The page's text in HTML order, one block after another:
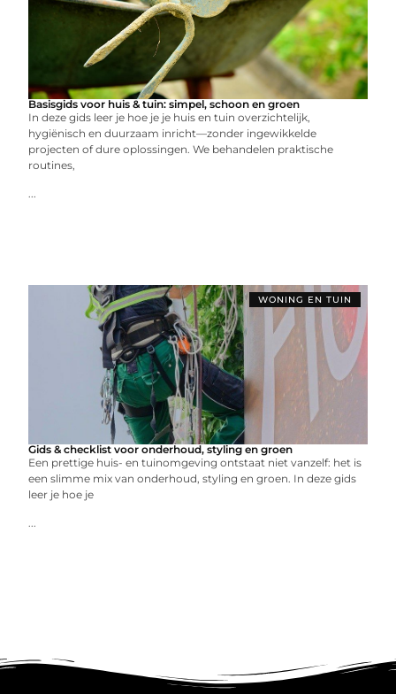
Basisgids voor huis & tuin: simpel, schoon en groen
In deze gids leer je hoe je je huis en tuin overzichtelijk,
hygiënisch en duurzaam inricht—zonder ingewikkelde
projecten of dure oplossingen. We behandelen praktische
routines,
...
WONING EN TUIN
Gids & checklist voor onderhoud, styling en groen
Een prettige huis- en tuinomgeving ontstaat niet vanzelf: het is
een slimme mix van onderhoud, styling en groen. In deze gids
leer je hoe je
...